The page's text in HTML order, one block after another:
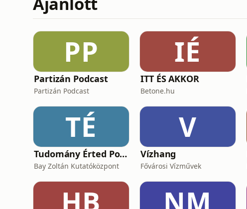
PP
Partizán Podcast
Partizán Podcast
IÉ
ITT ÉS AKKOR
Betone.hu
TÉ
Tudomány Érted Podcast
Bay Zoltán Kutatóközpont
V
Vízhang
Fővárosi Vízművek
HB NM